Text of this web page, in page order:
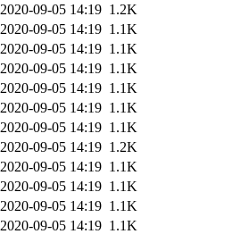
2020-09-05 14:19 1.2K
2020-09-05 14:19 1.1K
2020-09-05 14:19 1.1K
2020-09-05 14:19 1.1K
2020-09-05 14:19 1.1K
2020-09-05 14:19 1.1K
2020-09-05 14:19 1.1K
2020-09-05 14:19 1.2K
2020-09-05 14:19 1.1K
2020-09-05 14:19 1.1K
2020-09-05 14:19 1.1K
2020-09-05 14:19 1.1K